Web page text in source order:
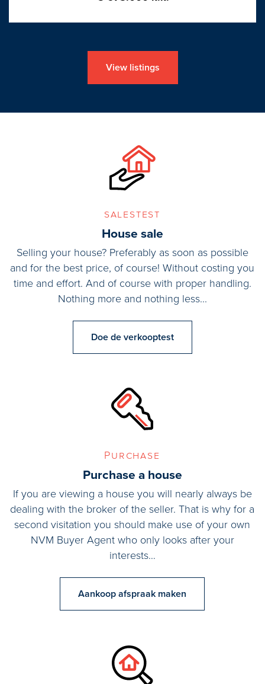
View listings
salestest
House sale
Selling your house? Preferably as soon as possible
and for the best price, of course! Without costing you
time and effort. And of course with proper handling.
Nothing more and nothing less...
Doe de verkooptest
Purchase
Purchase a house
If you are viewing a house you will nearly always be
dealing with the broker of the seller. That is why for a
second visitation you should make use of your own
NVM Buyer Agent who only looks after your
interests…
Aankoop afspraak maken